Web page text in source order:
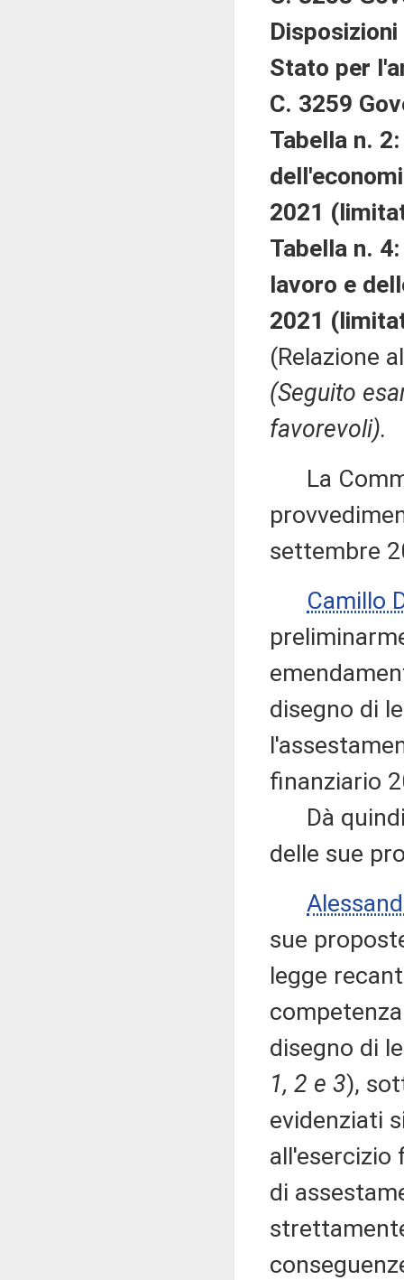
Stato per
C. 3259
Tabella n.
2021
Tabella n.
lavoro e
2021
(Relazione
(Seguito
favorevoli).
La
settembre
Camillo
disegno di
finanziario
Dà quindi
delle sue
sue
legge
disegno di
1, 2 e 3),
evidenziati
all'esercizio
di